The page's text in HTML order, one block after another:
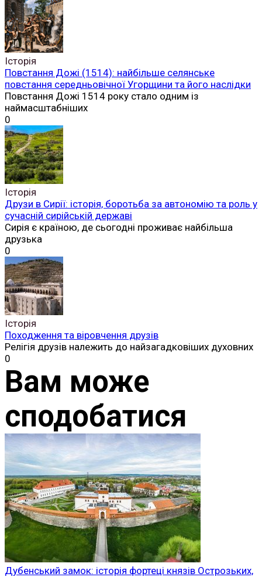
Історія
Повстання Дожі (1514): найбільше селянське
повстання середньовічної Угорщини та його наслідки
Повстання Дожі 1514 року стало одним із
наймасштабніших
0
Історія
Друзи в Сирії: історія, боротьба за автономію та роль у
сучасній сирійській державі
Сирія є країною, де сьогодні проживає найбільша
друзька
0
Історія
Походження та віровчення друзів
Релігія друзів належить до найзагадковіших духовних
0
Вам може
сподобатися
Дубенський замок: історія фортеці князів Острозьких,